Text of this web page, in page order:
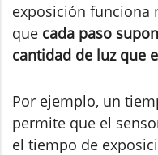
exposición funciona
que cada paso
cantidad de luz que
Por ejemplo, un
permite que el
el tiempo de